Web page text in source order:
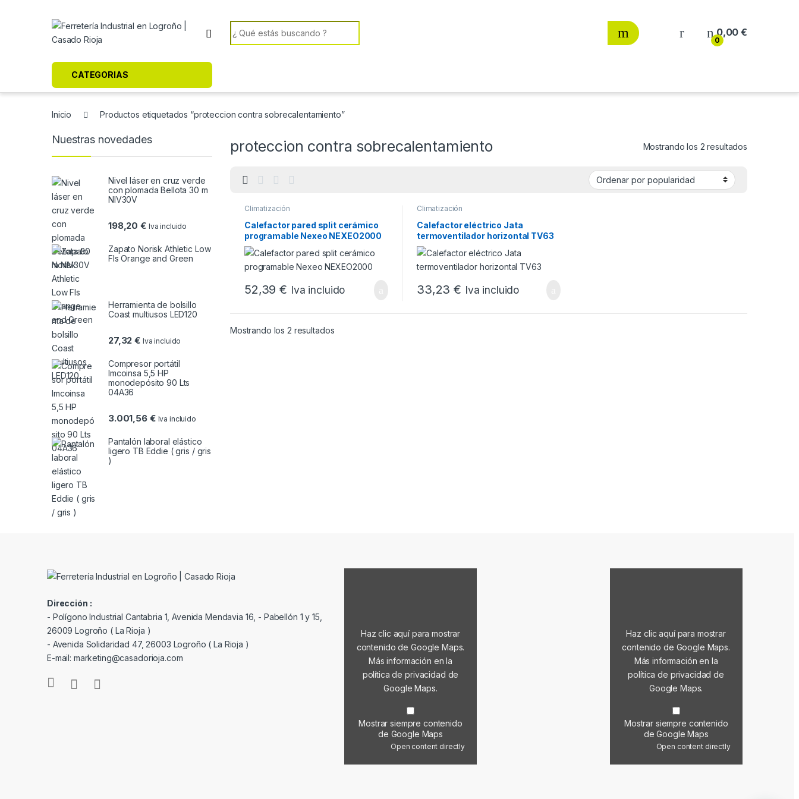
Search for:
0
0,00€
CATEGORIAS
Inicio Productos etiquetados “proteccion contra sobrecalentamiento”
proteccion contra sobrecalentamiento Mostrando los 2 resultados
Climatización
Calefactor pared split cerámico
programable Nexeo NEXEO2000
52,39€ Iva incluido
Climatización
Calefactor eléctrico Jata
termoventilador horizontal TV63
33,23€ Iva incluido
Mostrando los 2 resultadosOrdenado por popularidad
Nuestras novedades
Nivel láser en cruz verde
con plomada Bellota 30 m
NIV30V
198,20€ Iva incluido
Zapato Norisk Athletic Low
Fls Orange and Green
Herramienta de bolsillo
Coast multiusos LED120
27,32€ Iva incluido
Compresor portátil
Imcoinsa 5,5 HP
monodepósito 90 Lts
04A36
3.001,56 € Iva incluido
Pantalón laboral elástico
ligero TB Eddie ( gris / gris
)
Dirección :
- Polígono Industrial Cantabria 1, Avenida Mendavia 16, - Pabellón 1 y 15,
26009 Logroño ( La Rioja )
- Avenida Solidaridad 47, 26003 Logroño ( La Rioja )
E-mail: marketing@casadorioja.com
Haz clic aquí para mostrar
contenido de Google Maps.
Más información en la
política de privacidad de
Google Maps.
Mostrar siempre contenido
de Google Maps
Open content directly
Haz clic aquí para mostrar
contenido de Google Maps.
Más información en la
política de privacidad de
Google Maps.
Mostrar siempre contenido
de Google Maps
Open content directly